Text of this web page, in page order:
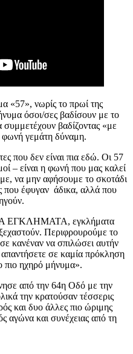
«57», νωρίς το πρωί της
όσοι/σες βαδίσουν με το
βαδίζοντας «με
φωνή γεμάτη δύναμη.
που δεν είναι πια εδώ. Οι 57
– είναι η φωνή που μας καλεί
να μην αφήσουμε το σκοτάδι
που έφυγαν άδικα, αλλά που
ΕΓΚΛΗΜΑΤΑ, εγκλήματα
Περιφρουρούμε το
κανέναν να σπιλώσει αυτήν
σε καμία πρόκληση
πιο ηχηρό μήνυμα».
από την 64η Οδό με την
την κρατούσαν τέσσερις
και δυο άλλες πιο ώριμης
αγώνα και συνέχειας από τη